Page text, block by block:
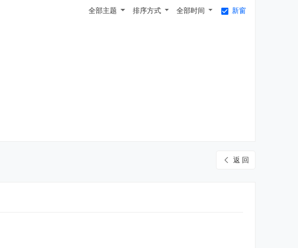
新窗
全部时间
排序方式
全部主题
返 回